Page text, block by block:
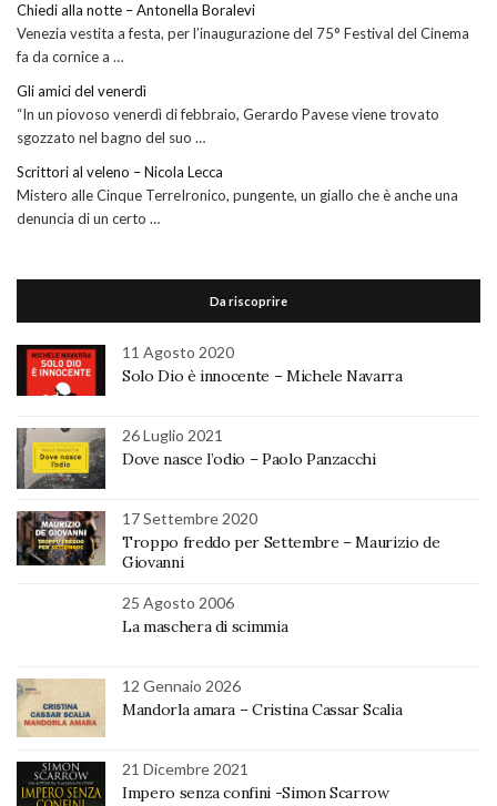
Chiedi alla notte – Antonella Boralevi
Venezia vestita a festa, per l’inaugurazione del 75° Festival del Cinema
fa da cornice a …
Gli amici del venerdì
“In un piovoso venerdì di febbraio, Gerardo Pavese viene trovato
sgozzato nel bagno del suo …
Scrittori al veleno – Nicola Lecca
Mistero alle Cinque TerreIronico, pungente, un giallo che è anche una
denuncia di un certo …
Da riscoprire
11 Agosto 2020
Solo Dio è innocente – Michele Navarra
26 Luglio 2021
Dove nasce l’odio – Paolo Panzacchi
17 Settembre 2020
Troppo freddo per Settembre – Maurizio de
Giovanni
25 Agosto 2006
La maschera di scimmia
12 Gennaio 2026
Mandorla amara – Cristina Cassar Scalia
21 Dicembre 2021
Impero senza confini -Simon Scarrow